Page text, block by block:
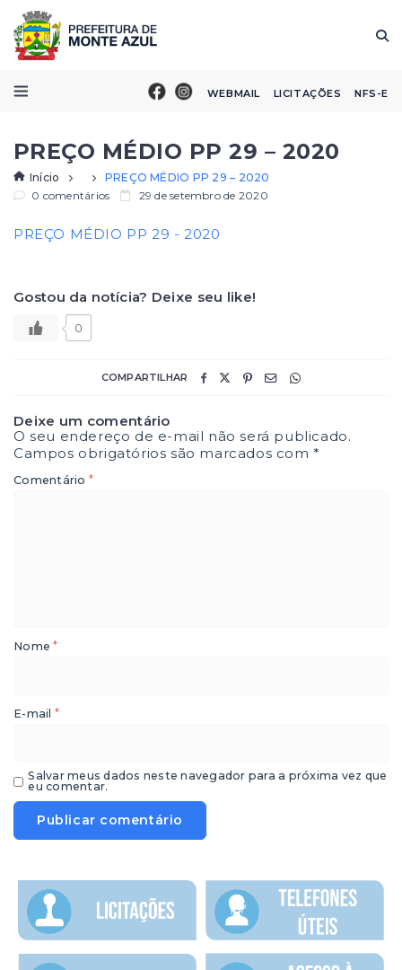
WEBMAIL LICITAÇÕES NFS-E
PREÇO MÉDIO PP 29 – 2020
Início
PREÇO MÉDIO PP 29 – 2020
0 comentários
29 de setembro de 2020
PREÇO MÉDIO PP 29 - 2020
Gostou da notícia? Deixe seu like!
0
COMPARTILHAR
Deixe um comentário
O seu endereço de e-mail não será publicado.
Campos obrigatórios são marcados com*
Comentário *
Nome*
E-mail *
Salvar meus dados neste navegador para a próxima vez que
eu comentar.